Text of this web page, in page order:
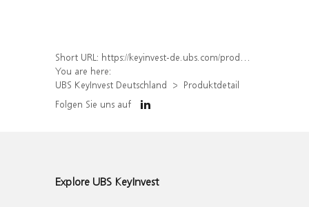
Short URL: https://keyinvest-de.ubs.com/produkt/detail/index/isin/DE000WA6ENH8
You are here:
UBS KeyInvest Deutschland
Produktdetail
Folgen Sie uns auf
Explore UBS KeyInvest